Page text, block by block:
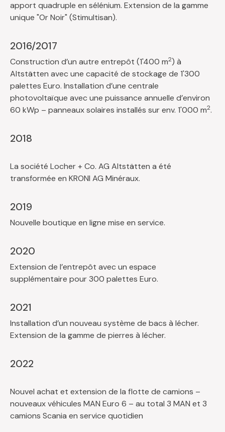
apport quadruple en sélénium. Extension de la gamme
unique "Or Noir" (Stimultisan).
2016/2017
Construction d’un autre entrepôt (1'400 m2) à
Altstätten avec une capacité de stockage de 1'300
palettes Euro. Installation d’une centrale
photovoltaïque avec une puissance annuelle d’environ
60 kWp – panneaux solaires installés sur env. 1'000 m2.
2018
La société Locher + Co. AG Altstätten a été
transformée en KRONI AG Minéraux.
2019
Nouvelle boutique en ligne mise en service.
2020
Extension de l’entrepôt avec un espace
supplémentaire pour 300 palettes Euro.
2021
Installation d’un nouveau système de bacs à lécher.
Extension de la gamme de pierres à lécher.
2022
Nouvel achat et extension de la flotte de camions –
nouveaux véhicules MAN Euro 6 – au total 3 MAN et 3
camions Scania en service quotidien